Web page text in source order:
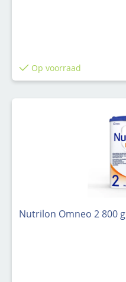
Op voorraad
Nutrilon Omneo 2 800 g